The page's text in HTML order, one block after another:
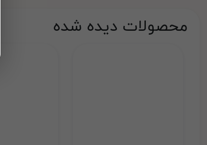
محصولات دیده شده